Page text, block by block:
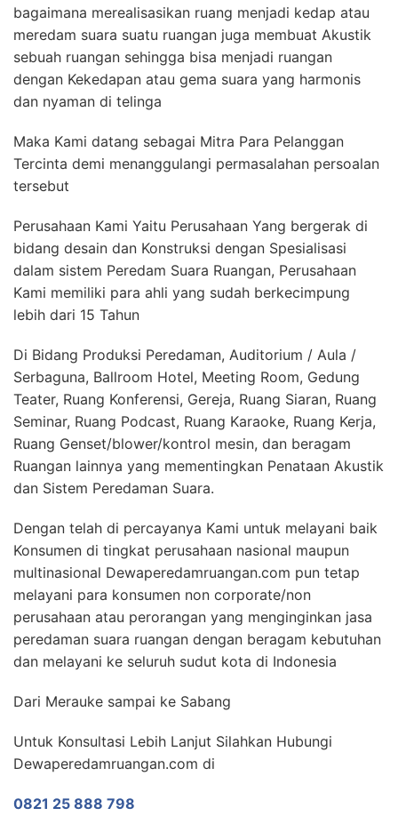
bagaimana merealisasikan ruang menjadi kedap atau
meredam suara suatu ruangan juga membuat Akustik
sebuah ruangan sehingga bisa menjadi ruangan
dengan Kekedapan atau gema suara yang harmonis
dan nyaman di telinga
Maka Kami datang sebagai Mitra Para Pelanggan
Tercinta demi menanggulangi permasalahan persoalan
tersebut
Perusahaan Kami Yaitu Perusahaan Yang bergerak di
bidang desain dan Konstruksi dengan Spesialisasi
dalam sistem Peredam Suara Ruangan, Perusahaan
Kami memiliki para ahli yang sudah berkecimpung
lebih dari 15 Tahun
Di Bidang Produksi Peredaman, Auditorium / Aula /
Serbaguna, Ballroom Hotel, Meeting Room, Gedung
Teater, Ruang Konferensi, Gereja, Ruang Siaran, Ruang
Seminar, Ruang Podcast, Ruang Karaoke, Ruang Kerja,
Ruang Genset/blower/kontrol mesin, dan beragam
Ruangan lainnya yang mementingkan Penataan Akustik
dan Sistem Peredaman Suara.
Dengan telah di percayanya Kami untuk melayani baik
Konsumen di tingkat perusahaan nasional maupun
multinasional Dewaperedamruangan.com pun tetap
melayani para konsumen non corporate/non
perusahaan atau perorangan yang menginginkan jasa
peredaman suara ruangan dengan beragam kebutuhan
dan melayani ke seluruh sudut kota di Indonesia
Dari Merauke sampai ke Sabang
Untuk Konsultasi Lebih Lanjut Silahkan Hubungi
Dewaperedamruangan.com di
0821 25 888 798